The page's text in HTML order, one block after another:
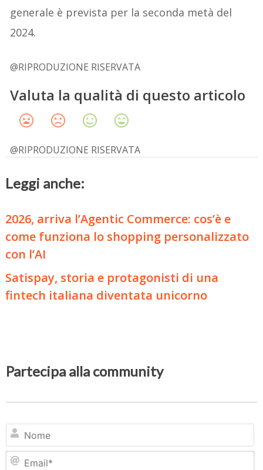
generale è prevista per la seconda metà del
2024.
@RIPRODUZIONE RISERVATA
Valuta la qualità di questo articolo
@RIPRODUZIONE RISERVATA
Leggi anche:
2026, arriva l’Agentic Commerce: cos’è e
come funziona lo shopping personalizzato
con l’AI
Satispay, storia e protagonisti di una
fintech italiana diventata unicorno
Partecipa alla community